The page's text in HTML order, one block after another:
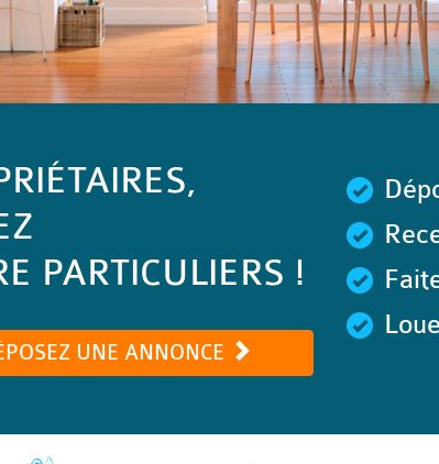
PARTICULIERS !
UNE ANNONCE